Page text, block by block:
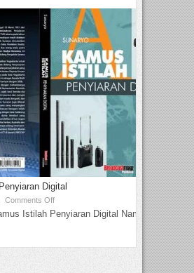
Digital
Comments Off
Istilah Penyiaran Digital Nama